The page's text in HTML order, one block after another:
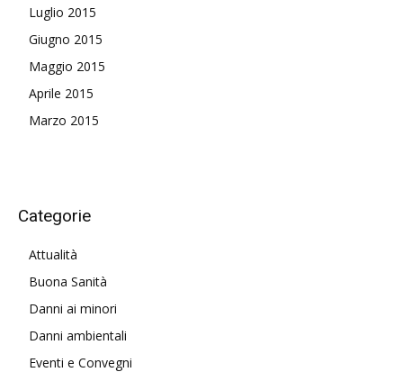
Luglio 2015
Giugno 2015
Maggio 2015
Aprile 2015
Marzo 2015
Categorie
Attualità
Buona Sanità
Danni ai minori
Danni ambientali
Eventi e Convegni